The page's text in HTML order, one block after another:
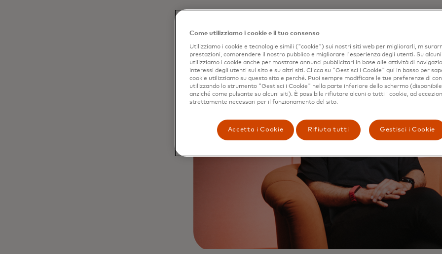
Come utilizziamo i cookie e il tuo consenso
Utilizziamo i cookie e tecnologie simili ("cookie") sui nostri siti web per migliorarli,
prestazioni, comprendere il nostro pubblico e migliorare l'esperienza degli utenti. Su
utilizziamo i cookie anche per mostrare annunci pubblicitari in base alle attività di
interessi degli utenti sul sito e su altri siti. Clicca su "Gestisci i Cookie" qui in basso per
cookie utilizziamo su questo sito e perché. Puoi sempre modificare le tue preferenze di
utilizzando lo strumento "Gestisci i Cookie" nella parte inferiore dello schermo
anziché come pulsante su alcuni siti). È possibile rifiutare alcuni o tutti i cookie, ad
strettamente necessari per il funzionamento del sito.
Accetta i Cookie Rifiuta tutti Gestisci i Cookie